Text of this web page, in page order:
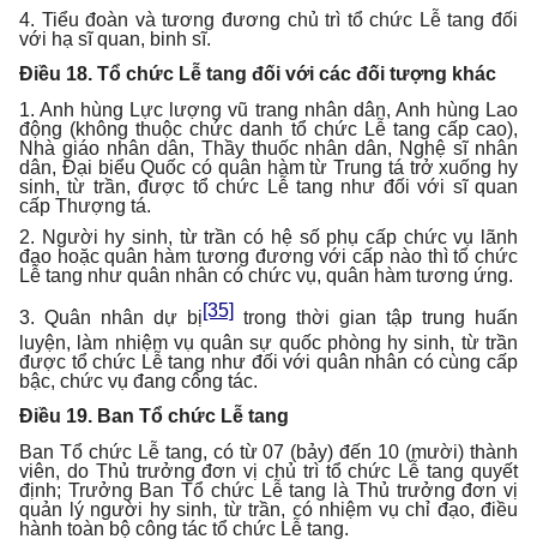
4. Tiểu đoàn và tương đương chủ trì tổ chức Lễ tang đối
với hạ sĩ quan, binh sĩ.
Điều 18. Tổ chức Lễ tang đối với các đối tượng khác
1. Anh hùng Lực lượng vũ trang nhân dân, Anh hùng Lao
động (không thuộc chức danh tổ chức Lễ tang cấp cao),
Nhà giáo nhân dân, Thầy thuốc nhân dân, Nghệ sĩ nhân
dân, Đại biểu Quốc có quân hàm từ Trung tá trở xuống hy
sinh, từ trần, được tổ chức Lễ tang như đối với sĩ quan
cấp Thượng tá.
2. Người hy sinh, từ trần có hệ số phụ cấp chức vụ lãnh
đạo hoặc quân hàm tương đương với cấp nào thì tổ chức
Lễ tang như quân nhân có chức vụ, quân hàm tương ứng.
3. Quân nhân dự bị[35] trong thời gian tập trung huấn
luyện, làm nhiệm vụ quân sự quốc phòng hy sinh, từ trần
được tổ chức Lễ tang như đối với quân nhân có cùng cấp
bậc, chức vụ đang công tác.
Điều 19. Ban Tổ chức Lễ tang
Ban Tổ chức Lễ tang, có từ 07 (bảy) đến 10 (mười) thành
viên, do Thủ trưởng đơn vị chủ trì tổ chức Lễ tang quyết
định; Trưởng Ban Tổ chức Lễ tang là Thủ trưởng đơn vị
quản lý người hy sinh, từ trần, có nhiệm vụ chỉ đạo, điều
hành toàn bộ công tác tổ chức Lễ tang.